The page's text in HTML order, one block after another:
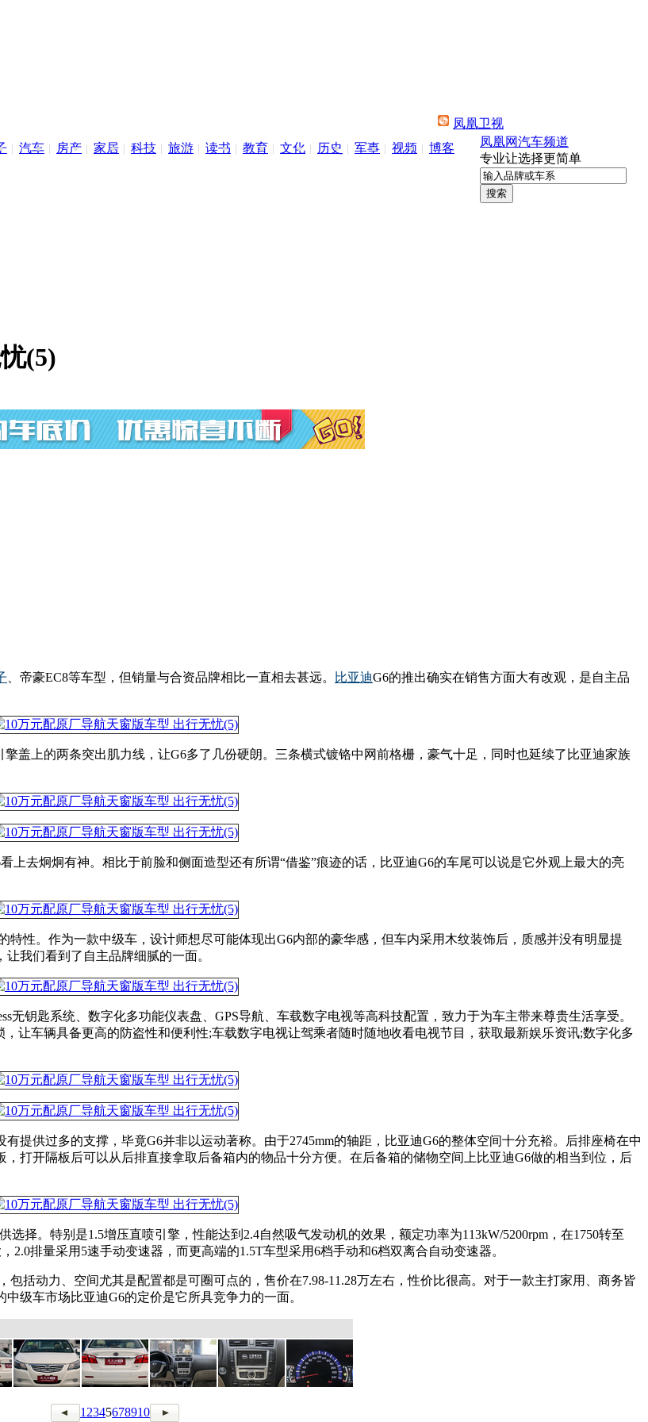
凤凰卫视
汽车 房产 家居 科技 旅游 读书 教育 文化 历史 军事 视频
博客
凤凰网汽车频道
专业让选择更简单
(5)
、帝豪EC8等车型，但销量与合资品牌相比一直相去甚远。 比亚迪G6的推出确实在销售方面大有改观，是自主品
盖上的两条突出肌力线，让G6多了几份硬朗。三条横式镀铬中网前格栅，豪气十足，同时也延续了比亚迪家族
上去炯炯有神。相比于前脸和侧面造型还有所谓“借鉴”痕迹的话，比亚迪G6的车尾可以说是它外观上最大的亮
性。作为一款中级车，设计师想尽可能体现出G6内部的豪华感，但车内采用木纹装饰后，质感并没有明显提
我们看到了自主品牌细腻的一面。
无钥匙系统、数字化多功能仪表盘、GPS导航、车载数字电视等高科技配置，致力于为车主带来尊贵生活享受。
让车辆具备更高的防盗性和便利性;车载数字电视让驾乘者随时随地收看电视节目，获取最新娱乐资讯;数字化多
提供过多的支撑，毕竟G6并非以运动著称。由于2745mm的轴距，比亚迪G6的整体空间十分充裕。后排座椅在中
打开隔板后可以从后排直接拿取后备箱内的物品十分方便。在后备箱的储物空间上比亚迪G6做的相当到位，后
择。特别是1.5增压直喷引擎，性能达到2.4自然吸气发动机的效果，额定功率为113kW/5200rpm，在1750转至
2.0排量采用5速手动变速器，而更高端的1.5T车型采用6档手动和6档双离合自动变速器。
括动力、空间尤其是配置都是可圈可点的，售价在7.98-11.28万左右，性价比很高。对于一款主打家用、商务皆
级车市场比亚迪G6的定价是它所具竞争力的一面。
1 2345678910